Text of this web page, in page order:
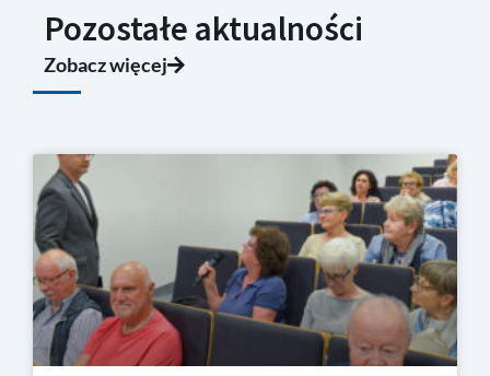
Pozostałe aktualności
Zobacz więcej